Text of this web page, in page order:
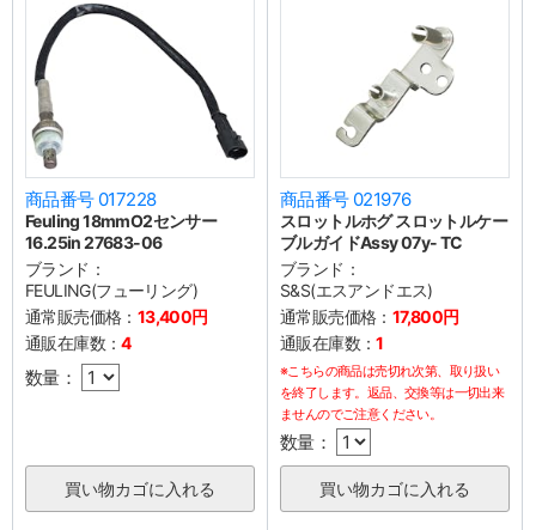
商品番号 017228
Feuling 18mmO2センサー
16.25in 27683-06
ブランド：
FEULING(フューリング)
通常販売価格： 13,400円
通販在庫数：4
数量：
商品番号 021976
スロットルホグ スロットルケー
ブルガイドAssy 07y- TC
ブランド：
S&S(エスアンドエス)
通常販売価格： 17,800円
通販在庫数：1
※こちらの商品は売切れ次第、取り扱い
を終了します。返品、交換等は一切出来
ませんのでご注意ください。
数量：